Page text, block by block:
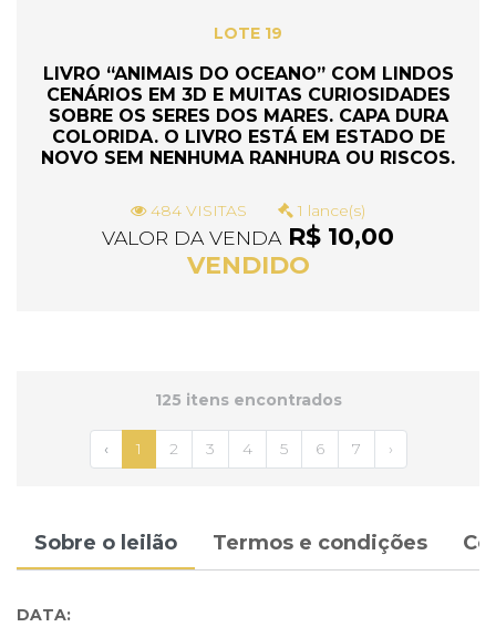
LOTE 19
LIVRO “ANIMAIS DO OCEANO” COM LINDOS
CENÁRIOS EM 3D E MUITAS CURIOSIDADES
SOBRE OS SERES DOS MARES. CAPA DURA
COLORIDA. O LIVRO ESTÁ EM ESTADO DE
NOVO SEM NENHUMA RANHURA OU RISCOS.
484 VISITAS 1 lance(s)
VALOR DA VENDAR$ 10,00
VENDIDO
125 itens encontrados
‹ 1 2 3 4 5 6 7 ›
Sobre o leilão Termos e condições
DATA: